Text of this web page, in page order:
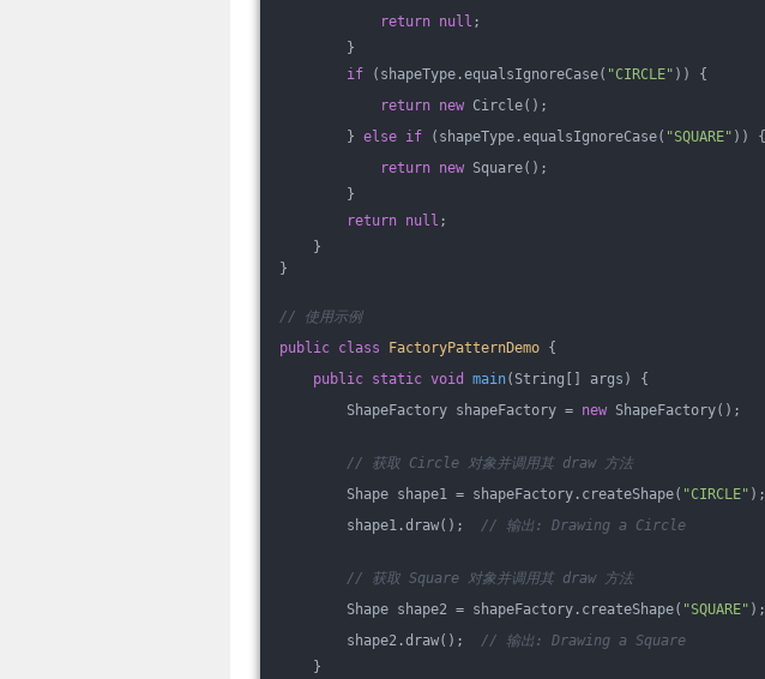
return null ;
}
if (shapeType.equalsIgnoreCase( "CIRCLE" )) {
return new Circle();
} else if (shapeType.equalsIgnoreCase( "SQUARE" )) {
return new Square();
}
return null ;
}
}
// 使用示例
public class FactoryPatternDemo {
public static void main(String[] args)
{
ShapeFactory shapeFactory = new ShapeFactory();
// 获取 Circle 对象并调用其 draw 方法
Shape shape1 = shapeFactory.createShape( "CIRCLE" );
shape1.draw(); // 输出: Drawing a Circle
// 获取 Square 对象并调用其 draw 方法
Shape shape2 = shapeFactory.createShape( "SQUARE" );
shape2.draw(); // 输出: Drawing a Square
}